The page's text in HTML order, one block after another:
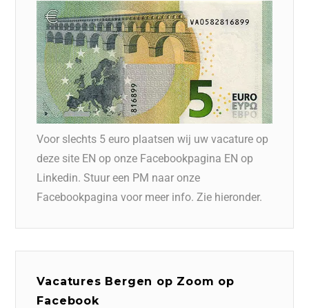
Voor slechts 5 euro plaatsen wij uw vacature op
deze site EN op onze Facebookpagina EN op
Linkedin. Stuur een PM naar onze
Facebookpagina voor meer info. Zie hieronder.
Vacatures Bergen op Zoom op
Facebook